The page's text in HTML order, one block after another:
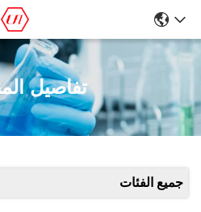
تفاصيل
جميع الفئات